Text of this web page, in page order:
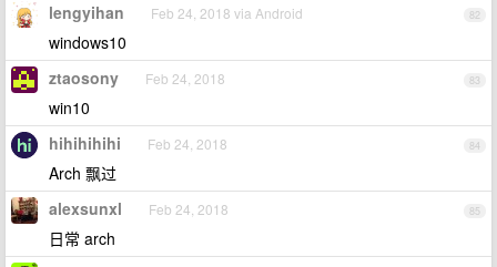
82
lengyihan Feb 24, 2018 via Android
windows10
83
ztaosony Feb 24, 2018
win10
84
hihihihihi Feb 24, 2018
Arch 飘过
85
alexsunxl Feb 24, 2018
日常 arch